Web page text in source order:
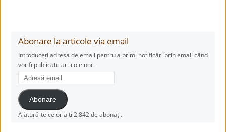
Abonare la articole via email
Introduceți adresa de email pentru a primi notificări prin email când
vor fi publicate articole noi.
Adresă
email
Abonare
Alătură-te celorlalți 2.842 de abonați.